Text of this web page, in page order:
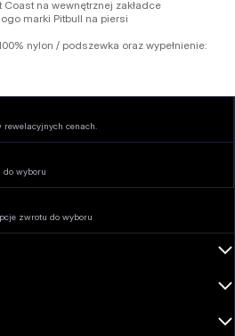
na wewnętrznej zakładce
marki Pitbull na piersi
nylon / podszewka oraz wypełnienie:
cenach.
do wyboru
zwrotu do wyboru